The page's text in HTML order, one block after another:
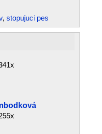
, stopujuci pes